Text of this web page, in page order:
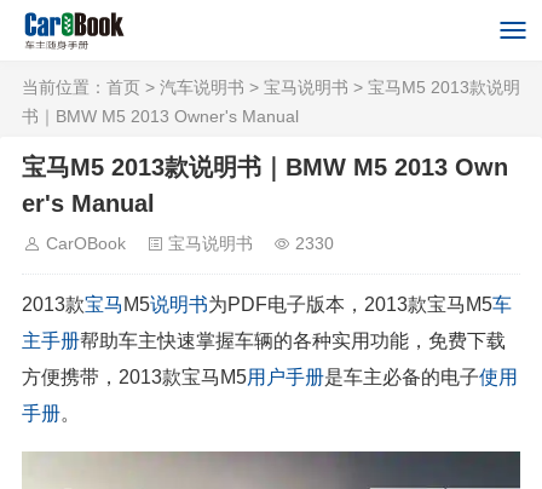
当前位置： 首页 > 汽车说明书 > 宝马说明书 > 宝马M5 2013款说明
书｜BMW M5 2013 Owner's Manual
宝马M5 2013款说明书｜BMW M5 2013 Own
er's Manual
CarOBook 宝马说明书 2330
2013款宝马 M5说明书为PDF电子版本，2013款宝马M5车
主手册帮助车主快速掌握车辆的各种实用功能，免费下载
方便携带，2013款宝马M5用户手册是车主必备的电子使用
手册。